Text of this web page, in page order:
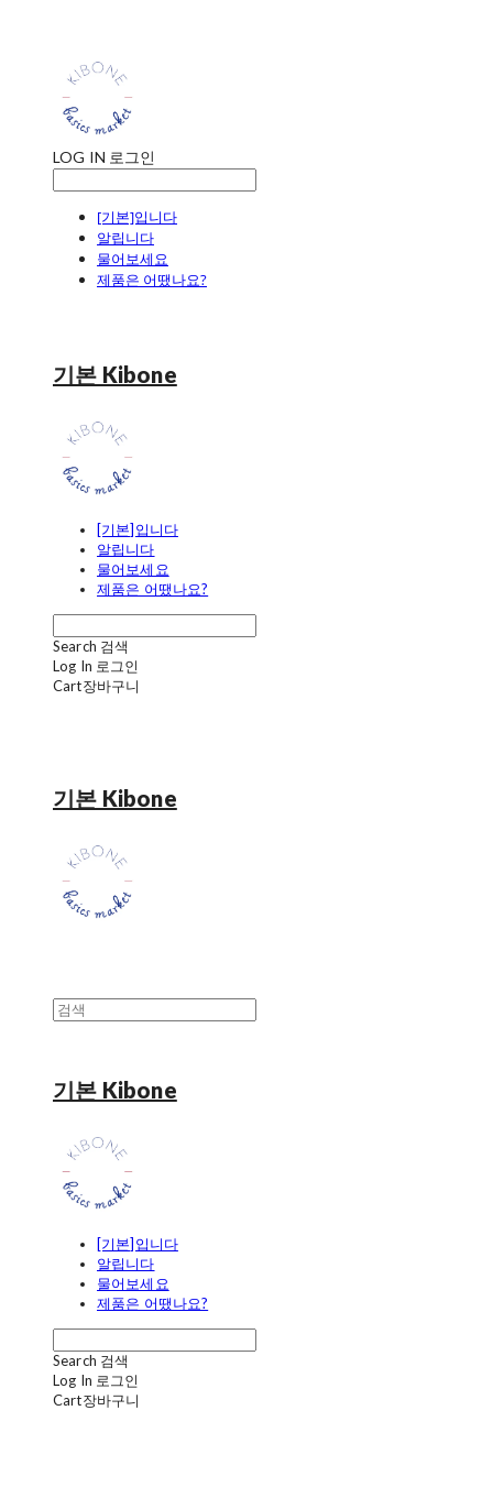
LOG IN 로그인
[기본]입니다
알립니다
물어보세요
제품은 어땠나요?
기본 Kibone
[기본]입니다
알립니다
물어보세요
제품은 어땠나요?
Search 검색
Log In 로그인
Cart장바구니
기본 Kibone
기본 Kibone
[기본]입니다
알립니다
물어보세요
제품은 어땠나요?
Search 검색
Log In 로그인
Cart장바구니